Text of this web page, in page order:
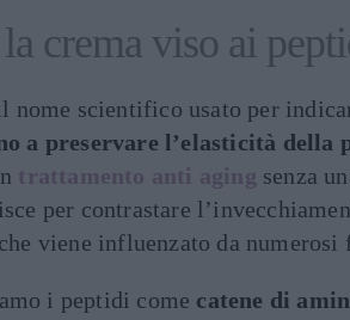
la crema viso ai
nome scientifico usato per
a preservare l’elasticità della
trattamento anti aging senza
per contrastare
viene influenzato da numerosi
i peptidi come catene di